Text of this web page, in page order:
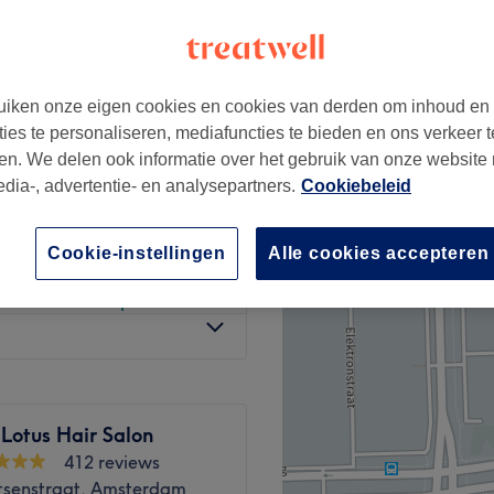
€35
€37,50
€20
bespaar tot 20%
€20
Hair Salon
412 reviews
Amsterdam
onze eigen cookies en cookies van derden om inhoud en
te personaliseren, mediafuncties te bieden en ons verkeer
We delen ook informatie over het gebruik van onze website
, advertentie- en analysepartners. Cookiebeleid
Alle cookies accepteren
Cookie-instellingen